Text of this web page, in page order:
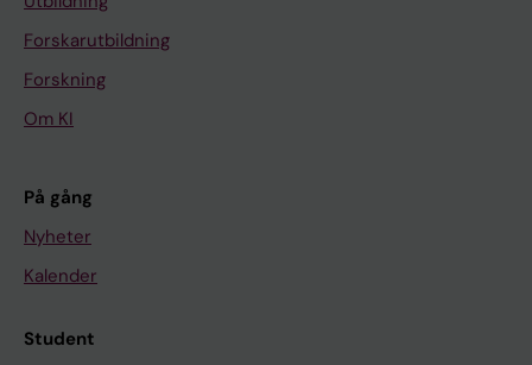
Forskarutbildning
Forskning
Om KI
På gång
Nyheter
Kalender
Student